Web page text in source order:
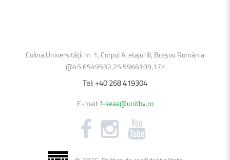
Colina Universității nr. 1, Corpul A, etajul III, Brașov România
@45.6549532,25.5966109,17z
Tel:+40268419304
E-mail:f-seaa@unitbv.ro